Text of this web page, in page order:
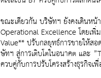
ขณะเดียวกัน บริษัทฯ ยังคงเดินหน้
Operational Excellence โดยเ
Value** ปรับกลยุทธ์การขายให้ส
ษัทฯ สู่การเติบโตในอนาคต และ
ควบคู่กับการปรับโครงสร้างธุรกิจเ